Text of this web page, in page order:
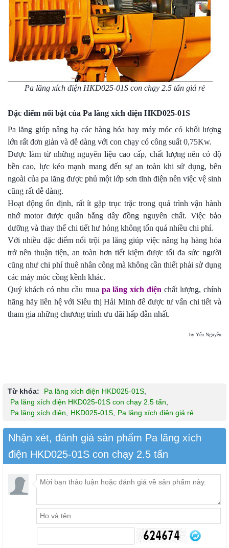
Pa lăng xích điện HKD025-01S con chạy 2.5 tấn giá rẻ
Đặc điểm nổi bật của Pa lăng xích điện HKD025-01S
Pa lăng giúp nâng hạ các hàng hóa hay máy móc có khối lượng
lớn rất đơn giản và dễ dàng với con chạy có công suất 0,75Kw.
Được làm từ những nguyên liệu cao cấp, chất lượng nên có độ
bền cao, lực kéo mạnh mang đến sự an toàn khi sử dụng, bên
ngoài của pa lăng được phủ một lớp sơn tĩnh điện nên việc vệ sinh
cũng rất dễ dàng.
Hoạt động ổn định, rất ít gặp trục trặc trong quá trình vận hành
nhớ motor được quấn bằng dây đồng nguyên chất. Việc bảo
dưỡng và thay thế chi tiết hư hỏng không tốn quá nhiều chi phí.
Với nhiều đặc điểm nổi trội pa lăng giúp việc nâng hạ hàng hóa
trở nên thuận tiện, an toàn hơn tiết kiệm được tối đa sức người
cũng như chi phí thuê nhân công mà không cần thiết phải sử dụng
các máy móc cồng kềnh khác.
Quý khách có nhu cầu mua pa lăng xích điện chất lượng, chính
hãng hãy liên hệ với Siêu thị Hải Minh để được tư vấn chi tiết và
tham gia những chương trình ưu đãi hấp dẫn nhất.
by Yến Nguyễn
Từ khóa: Pa lăng xích điện HKD025-01S
Pa lăng xích điện HKD025-01S con chạy 2.5 tấn
Pa lăng xích điện
HKD025-01S Pa lăng xích điện giá rẻ
Nhận xét, đánh giá sản phẩm Pa lăng xích
điện HKD025-01S con chạy 2.5 tấn